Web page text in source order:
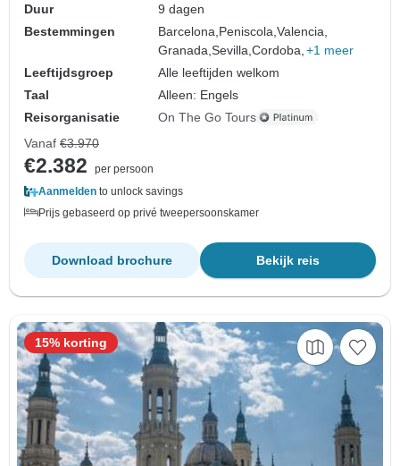
Duur
9 dagen
Bestemmingen
Barcelona, Peniscola,Valencia,
Granada,Sevilla,Cordoba, +1 meer
Leeftijdsgroep
Alle leeftijden welkom
Taal
Alleen: Engels
Reisorganisatie
On The Go Tours
Vanaf €3.970
€2.382
per persoon
Aanmelden to unlock savings
Prijs gebaseerd op privé tweepersoonskamer
Bekijk reis
Download brochure
15% korting